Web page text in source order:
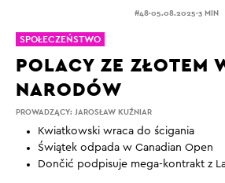
#48.05.08.2025.3 MIN
PROWADZĄCY: JAROSŁAW KUŹNIAR
POLACY ZE ZŁOTEM
NARODÓW
Kwiatkowski wraca do ścigania
Świątek odpada w Canadian Open
Dončić podpisuje mega-kontrakt z
SPOŁECZEŃSTWO